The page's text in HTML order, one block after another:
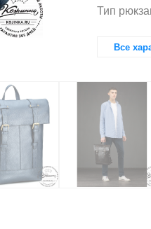
Тип
Все